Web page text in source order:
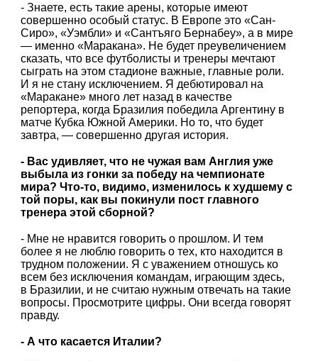
- Знаете, есть такие арены, которые имеют
совершенно особый статус. В Европе это «Сан-
Сиро», «Уэмбли» и «Сантъяго Бернабеу», а в мире
— именно «Маракана». Не будет преувеличением
сказать, что все футболисты и тренеры мечтают
сыграть на этом стадионе важные, главные роли.
И я не стану исключением. Я дебютировал на
«Маракане» много лет назад в качестве
репортера, когда Бразилия победила Аргентину в
матче Кубка Южной Америки. Но то, что будет
завтра, — совершенно другая история.
- Вас удивляет, что не чужая вам Англия уже
выбыла из гонки за победу на чемпионате
мира? Что-то, видимо, изменилось к худшему с
той поры, как вы покинули пост главного
тренера этой сборной?
- Мне не нравится говорить о прошлом. И тем
более я не люблю говорить о тех, кто находится в
трудном положении. Я с уважением отношусь ко
всем без исключения командам, играющим здесь,
в Бразилии, и не считаю нужным отвечать на такие
вопросы. Просмотрите цифры. Они всегда говорят
правду.
- А что касается Италии?